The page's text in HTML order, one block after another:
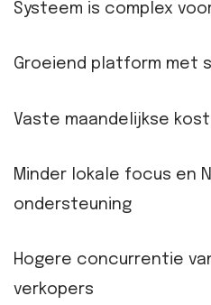
Systeem is complex
Groeiend platform met
Vaste maandelijkse
Minder lokale focus en
ondersteuning
Hogere concurrentie
verkopers